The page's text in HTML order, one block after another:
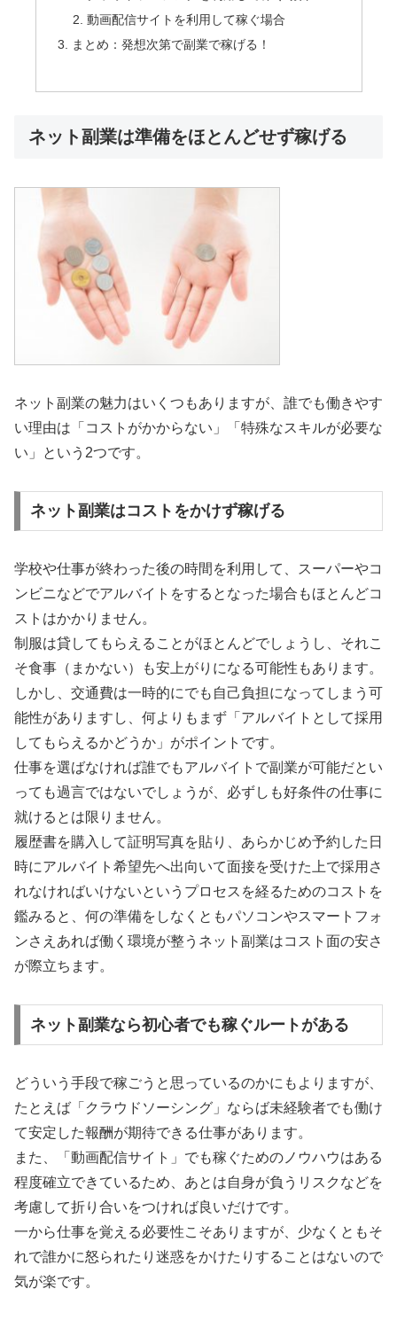
動画配信サイトを利用して稼ぐ場合
まとめ：発想次第で副業で稼げる！
ネット副業は準備をほとんどせず稼げる
ネット副業の魅力はいくつもありますが、誰でも働きやす
い理由は「コストがかからない」「特殊なスキルが必要な
い」という2つです。
ネット副業はコストをかけず稼げる
学校や仕事が終わった後の時間を利用して、スーパーやコ
ンビニなどでアルバイトをするとなった場合もほとんどコ
ストはかかりません。
制服は貸してもらえることがほとんどでしょうし、それこ
そ食事（まかない）も安上がりになる可能性もあります。
しかし、交通費は一時的にでも自己負担になってしまう可
能性がありますし、何よりもまず「アルバイトとして採用
してもらえるかどうか」がポイントです。
仕事を選ばなければ誰でもアルバイトで副業が可能だとい
っても過言ではないでしょうが、必ずしも好条件の仕事に
就けるとは限りません。
履歴書を購入して証明写真を貼り、あらかじめ予約した日
時にアルバイト希望先へ出向いて面接を受けた上で採用さ
れなければいけないというプロセスを経るためのコストを
鑑みると、何の準備をしなくともパソコンやスマートフォ
ンさえあれば働く環境が整うネット副業はコスト面の安さ
が際立ちます。
ネット副業なら初心者でも稼ぐルートがある
どういう手段で稼ごうと思っているのかにもよりますが、
たとえば「クラウドソーシング」ならば未経験者でも働け
て安定した報酬が期待できる仕事があります。
また、「動画配信サイト」でも稼ぐためのノウハウはある
程度確立できているため、あとは自身が負うリスクなどを
考慮して折り合いをつければ良いだけです。
一から仕事を覚える必要性こそありますが、少なくともそ
れで誰かに怒られたり迷惑をかけたりすることはないので
気が楽です。